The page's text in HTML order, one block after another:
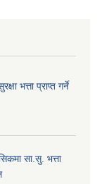
भत्ता प्राप्त गर्ने
सा.सु. भत्ता